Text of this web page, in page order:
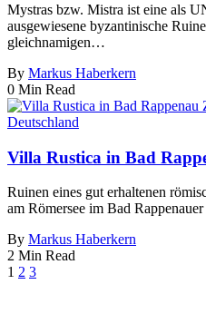
Mystras bzw. Mistra ist eine als
ausgewiesene byzantinische
gleichnamigen…
By Markus Haberkern
0 Min Read
Deutschland
Villa Rustica in Bad
Ruinen eines gut erhaltenen
am Römersee im Bad
By Markus Haberkern
2 Min Read
1 2 3